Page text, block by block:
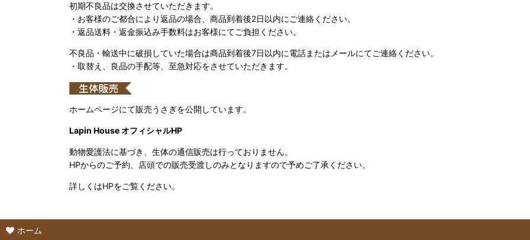
初期不良品は交換させていただきます。
・お客様のご都合により返品の場合、商品到着後2日以内にご連絡ください。
・返品送料・返金振込み手数料はお客様にてご負担ください。
不良品・輸送中に破損していた場合は商品到着後7日以内に電話またはメールにてご連絡ください。
・取替え、良品の手配等、至急対応をさせていただきます。
ホームページにて販売うさぎを公開しています。
Lapin House オフィシャルHP
動物愛護法に基づき、生体の通信販売は行っておりません。
HPからのご予約、店頭での販売受渡しのみとなりますので予めご了承ください。
詳しくはHPをご覧ください。
ホーム